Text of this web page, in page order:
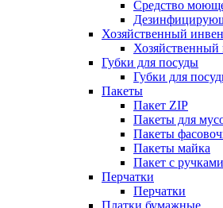
Средство
Хозяйственный
Хозяйственный
Губки для посуды
Губки для
Пакеты
Пакет ZIP
Пакеты для
Пакеты
Пакеты майка
Пакет с ручками
Перчатки
Перчатки
Платки бумажные